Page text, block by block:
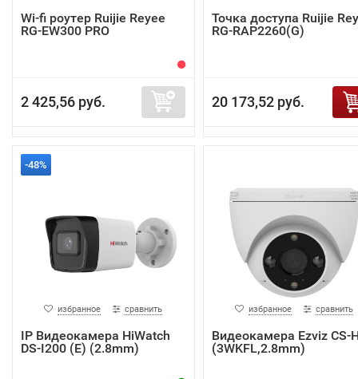
Wi-fi роутер Ruijie Reyee
RG-EW300 PRO
2 425,56 руб.
Точка доступа Ruijie
RG-RAP2260(G)
20 173,52 руб.
-48%
избранное сравнить
IP Видеокамера HiWatch
DS-I200 (E) (2.8mm)
избранное сравнить
Видеокамера Ezviz CS-
(3WKFL,2.8mm)